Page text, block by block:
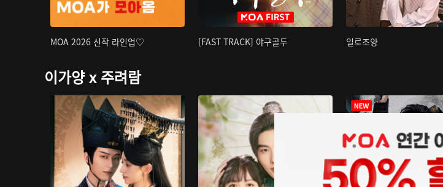
MOA 2026 신작 라인업♡ [FAST TRACK] 야구골두 일로조양
이가양 x 주려람